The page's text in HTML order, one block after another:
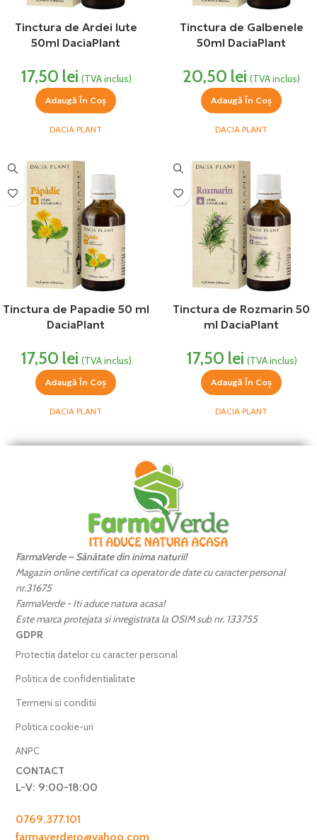
Tinctura de Ardei Iute
50ml DaciaPlant
17,50 lei (TVA inclus)
Adaugă În Coș
DACIA PLANT
Tinctura de Galbenele
50ml DaciaPlant
20,50 lei (TVA inclus)
Adaugă În Coș
DACIA PLANT
Tinctura de Papadie 50 ml
DaciaPlant
17,50 lei (TVA inclus)
Adaugă În Coș
DACIA PLANT
Tinctura de Rozmarin 50
ml DaciaPlant
17,50 lei (TVA inclus)
Adaugă În Coș
DACIA PLANT
FarmaVerde – Sănătate din inima naturii!
Magazin online certificat ca operator de date cu caracter personal
nr.31675
FarmaVerde - Iti aduce natura acasa!
Este marca protejata si inregistrata la OSIM sub nr. 133755
GDPR
Protectia datelor cu caracter personal
Politica de confidentialitate
Termeni si conditii
Politica cookie-uri
ANPC
CONTACT
L-V: 9:00-18:00
0769.377.101
farmaverdero@yahoo.com